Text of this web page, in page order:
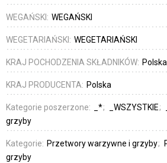
WEGAŃSKI: WEGAŃSKI
WEGETARIAŃSKI: WEGETARIAŃSKI
KRAJ POCHODZENIA SKŁADNIKÓW: Polska
KRAJ PRODUCENTA: Polska
Kategorie poszerzone: _* _WSZYSTKIE
grzyby
Kategorie: Przetwory warzywne i grzyby
grzyby